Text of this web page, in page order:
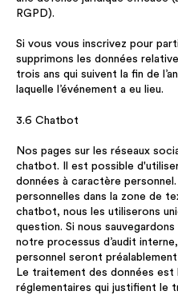
RGPD).
Si vous vous inscrivez pour
supprimons les données
trois ans qui suivent la fin de
laquelle l’événement a eu lieu.
3.6 Chatbot
Nos pages sur les réseaux
chatbot. Il est possible
données à caractère
personnelles dans la zone de
chatbot, nous les utiliserons
question. Si nous
notre processus d’audit
personnel seront
Le traitement des données est
réglementaires qui justifient le